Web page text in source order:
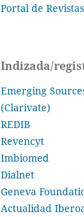
Portal de
Indizada/
Emerging
(Clarivate)
REDIB
Revencyt
Imbiomed
Dialnet
Geneva
Actualidad